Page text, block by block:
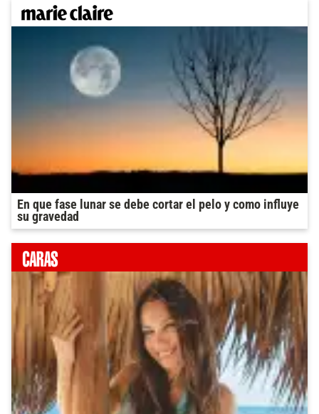
En que fase lunar se debe cortar el pelo y como influye
su gravedad